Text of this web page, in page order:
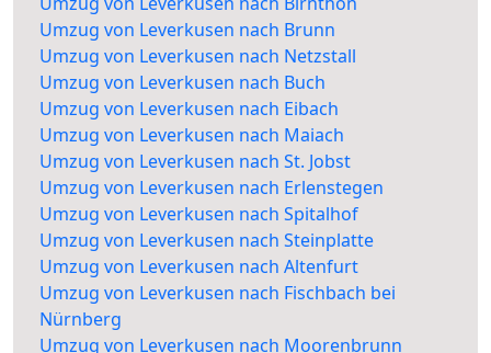
Umzug von Leverkusen nach Brunn
Umzug von Leverkusen nach Netzstall
Umzug von Leverkusen nach Buch
Umzug von Leverkusen nach Eibach
Umzug von Leverkusen nach Maiach
Umzug von Leverkusen nach St. Jobst
Umzug von Leverkusen nach Erlenstegen
Umzug von Leverkusen nach Spitalhof
Umzug von Leverkusen nach Steinplatte
Umzug von Leverkusen nach Altenfurt
Umzug von Leverkusen nach Fischbach bei
Nürnberg
Umzug von Leverkusen nach Moorenbrunn